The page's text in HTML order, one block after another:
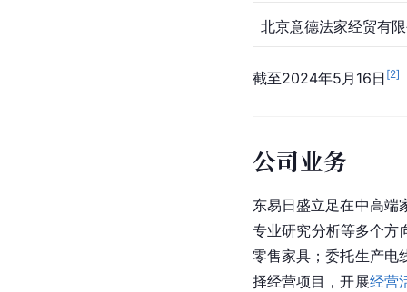
北京意德法家经贸有
截至2024年5月16日 [2]
公司业务
东易日盛立足在中高端
专业研究分析等多个方
零售家具；委托生产电
择经营项目，开展经营